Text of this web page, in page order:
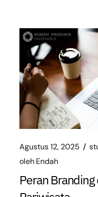
Agustus 12, 2025
olehEndah
Peran